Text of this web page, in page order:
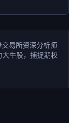
易所资深分析师
牛股，捕捉期权